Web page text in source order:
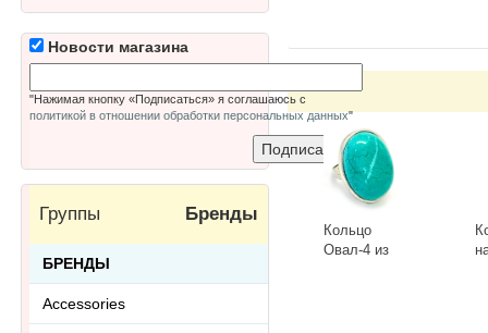
Кольцо
Овал-4 из
Новости магазина
"Нажимая кнопку «Подписаться» я соглашаюсь с
политикой в отношении обработки персональных данных"
Группы Бренды
БРЕНДЫ
Accessories